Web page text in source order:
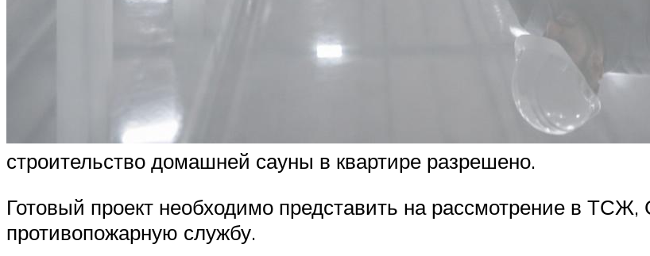
строительство домашней сауны в квартире разрешено.
Готовый проект необходимо представить на рассмотрение в
противопожарную службу.